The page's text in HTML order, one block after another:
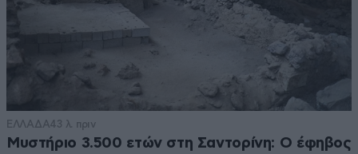
ΕΛΛΑΔΑ43 λ. πριν
Μυστήριο 3.500 ετών στη Σαντορίνη: Ο έφηβος